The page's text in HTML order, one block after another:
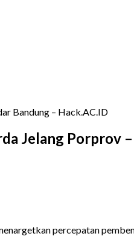
Bandung – Hack.AC.ID
Jelang Porprov
percepatan